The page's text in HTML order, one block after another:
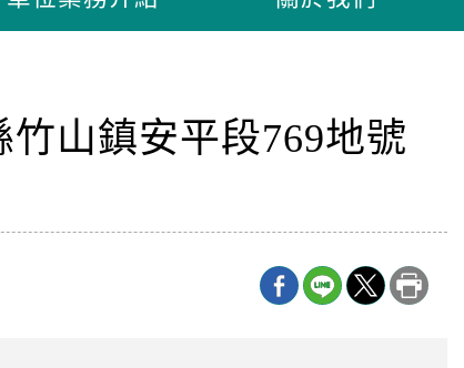
山鎮安平段769地號